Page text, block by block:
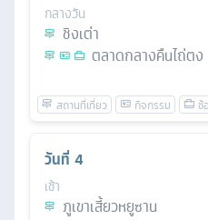
กลางวัน
ชิงเต่า
ตลาดกลางคืนไถ่ตง
วันที่ 4
เช้า
ภูเขาเสี้ยวหยูซาน